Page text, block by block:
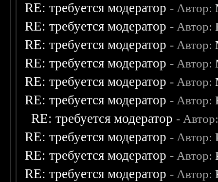
RE: требуется модератор - Автор:
RE: требуется модератор - Автор:
RE: требуется модератор - Автор:
RE: требуется модератор - Автор:
RE: требуется модератор - Автор:
RE: требуется модератор - Автор:
RE: требуется модератор -
RE: требуется модератор - Автор:
RE: требуется модератор - Автор:
RE: требуется модератор - Автор: